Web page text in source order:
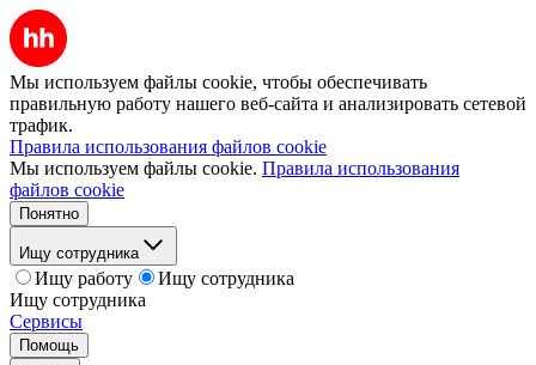
Мы используем файлы cookie, чтобы обеспечивать
правильную работу нашего веб-сайта и анализировать сетевой
трафик.
Правила использования файлов cookie
Мы используем файлы cookie. Правила использования
файлов cookie
Понятно
Ищу сотрудника
Ищу работу
Ищу сотрудника
Ищу сотрудника
Сервисы
Помощь